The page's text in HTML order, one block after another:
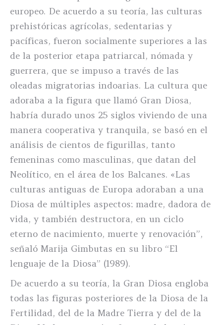
europeo. De acuerdo a su teoría, las culturas
prehistóricas agrícolas, sedentarias y
pacíficas, fueron socialmente superiores a las
de la posterior etapa patriarcal, nómada y
guerrera, que se impuso a través de las
oleadas migratorias indoarias. La cultura que
adoraba a la figura que llamó Gran Diosa,
habría durado unos 25 siglos viviendo de una
manera cooperativa y tranquila, se basó en el
análisis de cientos de figurillas, tanto
femeninas como masculinas, que datan del
Neolítico, en el área de los Balcanes. «Las
culturas antiguas de Europa adoraban a una
Diosa de múltiples aspectos: madre, dadora de
vida, y también destructora, en un ciclo
eterno de nacimiento, muerte y renovación”,
señaló Marija Gimbutas en su libro “El
lenguaje de la Diosa” (1989).
De acuerdo a su teoría, la Gran Diosa engloba
todas las figuras posteriores de la Diosa de la
Fertilidad, del de la Madre Tierra y del de la